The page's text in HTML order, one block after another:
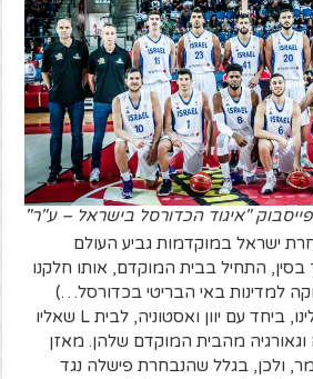
"איגוד הכדורסל בישראל – ע"ר"
ישראל במוקדמות גביע העולם
בסין, התחיל בבית המוקדם, אותו חלקנו
למדינות באי הבריטי בכדורסל…)
,ביחד עם יוון ואסטוניה,לבית L
שאליו
וגאורגיה מהבית המוקדם שלהן. מאזן
, ולכן,בגלל שהנבחרת פישלה נגד